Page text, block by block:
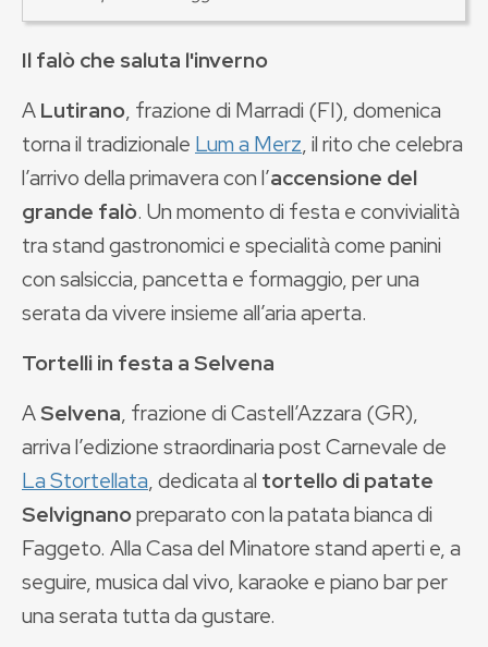
Il falò che saluta l'inverno
ALutirano, frazione di Marradi (FI), domenica
torna il tradizionale Lum a Merz, il rito che celebra
l’arrivo della primavera con l’accensione del
grande falò. Un momento di festa e convivialità
tra stand gastronomici e specialità come panini
con salsiccia, pancetta e formaggio, per una
serata da vivere insieme all’aria aperta.
Tortelli in festa a Selvena
ASelvena, frazione di Castell’Azzara (GR),
arriva l’edizione straordinaria post Carnevale de
La Stortellata, dedicata al tortello di patate
Selvignanopreparato con la patata bianca di
Faggeto. Alla Casa del Minatore stand aperti e, a
seguire, musica dal vivo, karaoke e piano bar per
una serata tutta da gustare.